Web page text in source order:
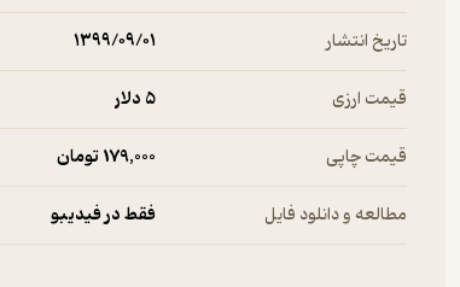
تاریخ انتشار ۱۳۹۹/۰۹/۰۱
قیمت ارزی 5 دلار
قیمت چاپی 179,000 تومان
مطالعه و دانلود فایل فقط در فیدیبو